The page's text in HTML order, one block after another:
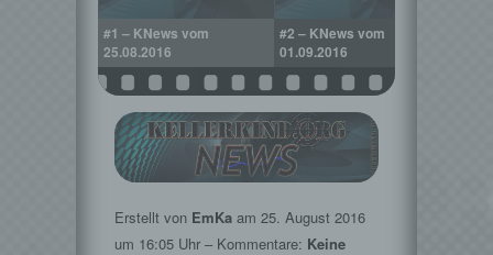
#1 – KNews vom
25.08.2016
#2 – KNews vom
01.09.2016
Erstellt von EmKa am 25. August 2016
um 16:05 Uhr – Kommentare: Keine